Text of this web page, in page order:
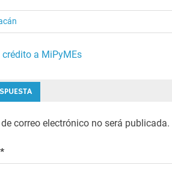
a MiPyMEs
correo electrónico no será publicada.
*